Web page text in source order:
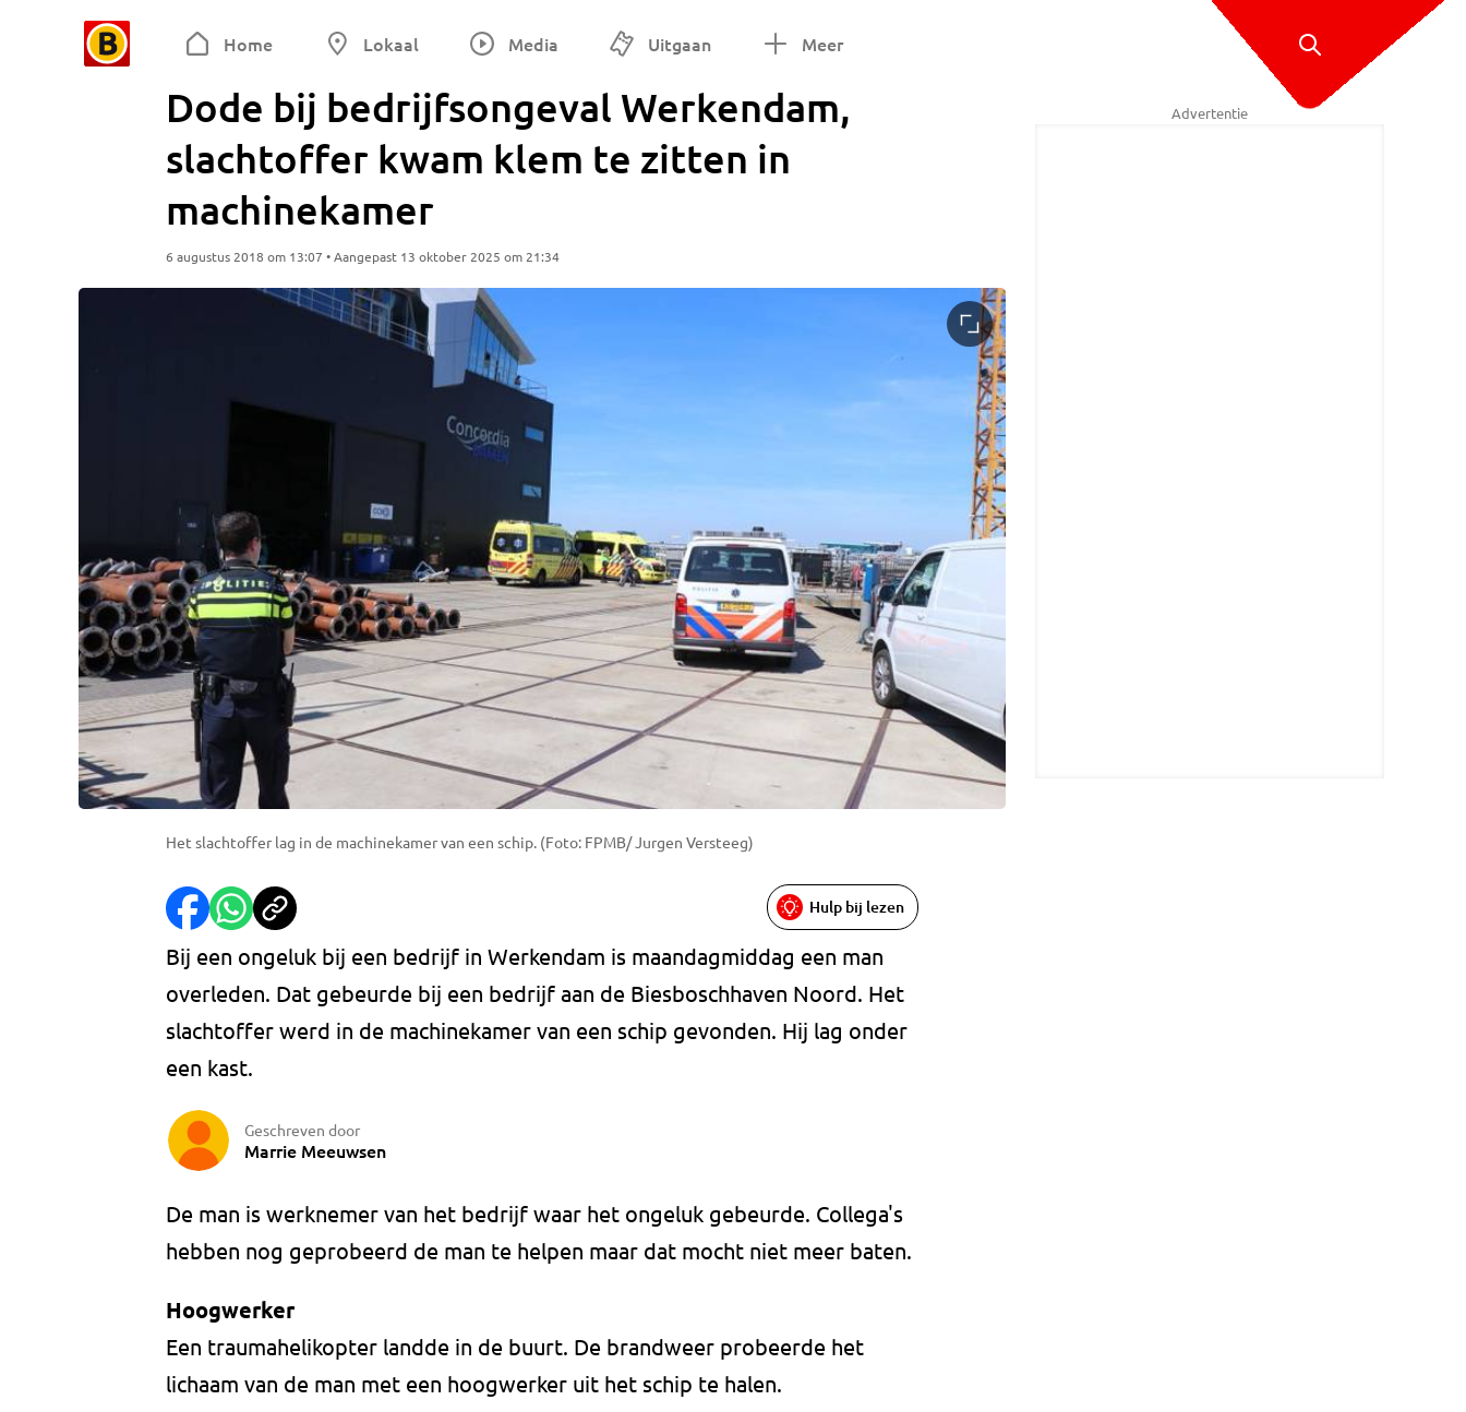
Home Lokaal Media Uitgaan Meer
Dode bij bedrijfsongeval Werkendam,
slachtoffer kwam klem te zitten in
machinekamer
6 augustus 2018 om 13:07 • Aangepast 13 oktober 2025 om 21:34
Het slachtoffer lag in de machinekamer van een schip. (Foto: FPMB/ Jurgen Versteeg)
Hulp bij lezen
Bij een ongeluk bij een bedrijf in Werkendam is maandagmiddag een man
overleden. Dat gebeurde bij een bedrijf aan de Biesboschhaven Noord. Het
slachtoffer werd in de machinekamer van een schip gevonden. Hij lag onder
een kast.
Geschreven door
Marrie Meeuwsen
De man is werknemer van het bedrijf waar het ongeluk gebeurde. Collega's
hebben nog geprobeerd de man te helpen maar dat mocht niet meer baten.
Hoogwerker
Een traumahelikopter landde in de buurt. De brandweer probeerde het
lichaam van de man met een hoogwerker uit het schip te halen.
Advertentie